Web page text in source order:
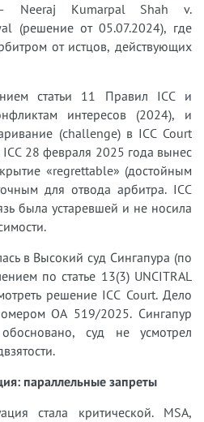
Neeraj Kumarpal Shah v.
(решение от 05.07.2024), где
от истцов, действующих
статьи 11 Правил ICC и
интересов (2024), и
(challenge) в ICC Court
28 февраля 2025 года вынес
«regrettable» (достойным
для отвода арбитра. ICC
была устаревшей и не носила
в Высокий суд Сингапура (по
по статье 13(3) UNCITRAL
решение ICC Court. Дело
OA 519/2025. Сингапур
суд не усмотрел
параллельные запреты
стала критической. MSA,